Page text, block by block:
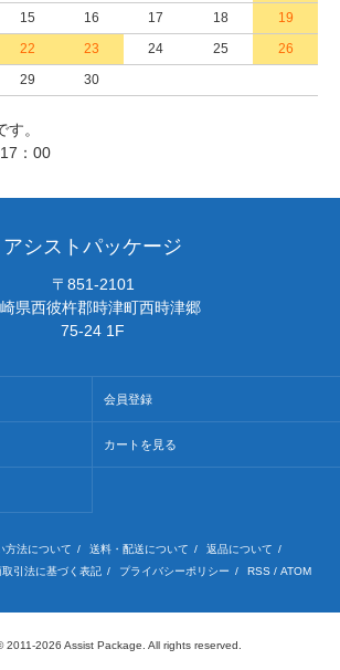
15 16 17 18
19
22 23 24 25
26
29 30
。
：00
アシストパッケージ
〒851-2101
県西彼杵郡時津町西時津郷
75-24 1F
会員登録
カートを見る
方法について / 送料・配送について / 返品について /
取引法に基づく表記 / プライバシーポリシー / RSS / ATOM
2011-2026 Assist Package. All rights reserved.